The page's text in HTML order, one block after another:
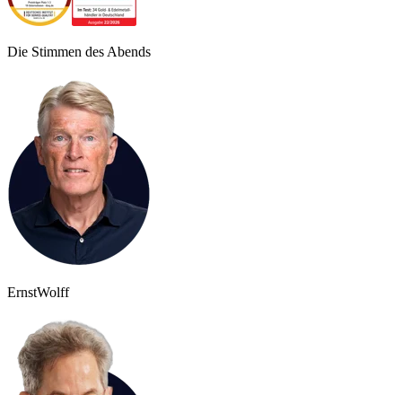
Die Stimmen des Abends
ErnstWolff